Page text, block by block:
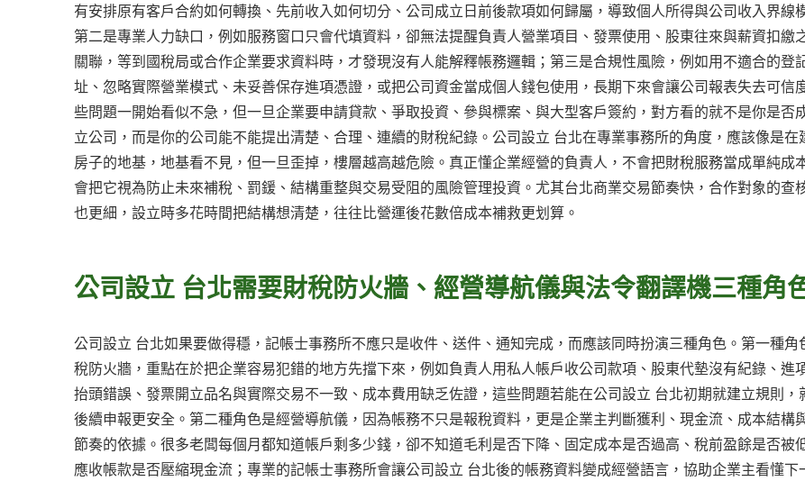
有安排原有客戶合約如何轉換、先前收入如何切分、公司成立日前後款項如何歸屬，導致個人所得與公司收入界線
第二是專業人力缺口，例如服務窗口只會代填資料，卻無法提醒負責人營業項目、發票使用、股東往來與薪資扣繳
關聯，等到國稅局或合作企業要求資料時，才發現沒有人能解釋帳務邏輯；第三是合規性風險，例如用不適合的登
址、忽略實際營業模式、未妥善保存進項憑證，或把公司資金當成個人錢包使用，長期下來會讓公司報表失去可信
些問題一開始看似不急，但一旦企業要申請貸款、爭取投資、參與標案、與大型客戶簽約，對方看的就不是你是否
立公司，而是你的公司能不能提出清楚、合理、連續的財稅紀錄。公司設立 台北在專業事務所的角度，應該像是在
房子的地基，地基看不見，但一旦歪掉，樓層越高越危險。真正懂企業經營的負責人，不會把財稅服務當成單純成
會把它視為防止未來補稅、罰鍰、結構重整與交易受阻的風險管理投資。尤其台北商業交易節奏快，合作對象的查
也更細，設立時多花時間把結構想清楚，往往比營運後花數倍成本補救更划算。
公司設立 台北需要財稅防火牆、經營導航儀與法令翻譯機三種角
公司設立 台北如果要做得穩，記帳士事務所不應只是收件、送件、通知完成，而應該同時扮演三種角色。第一種角
稅防火牆，重點在於把企業容易犯錯的地方先擋下來，例如負責人用私人帳戶收公司款項、股東代墊沒有紀錄、進
抬頭錯誤、發票開立品名與實際交易不一致、成本費用缺乏佐證，這些問題若能在公司設立 台北初期就建立規則，
後續申報更安全。第二種角色是經營導航儀，因為帳務不只是報稅資料，更是企業主判斷獲利、現金流、成本結構
節奏的依據。很多老闆每個月都知道帳戶剩多少錢，卻不知道毛利是否下降、固定成本是否過高、稅前盈餘是否被
應收帳款是否壓縮現金流；專業的記帳士事務所會讓公司設立 台北後的帳務資料變成經營語言，協助企業主看懂下